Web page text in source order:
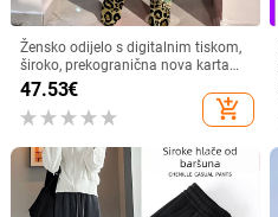
Žensko odijelo s digitalnim tiskom,
široko, prekogranična nova karta
proizvoda za 2021.
47.53€
add_shopping_cart